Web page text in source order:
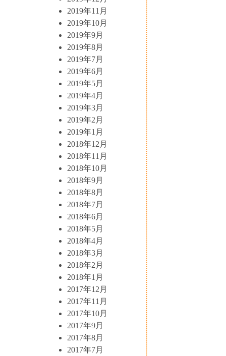
2019年11月
2019年10月
2019年9月
2019年8月
2019年7月
2019年6月
2019年5月
2019年4月
2019年3月
2019年2月
2019年1月
2018年12月
2018年11月
2018年10月
2018年9月
2018年8月
2018年7月
2018年6月
2018年5月
2018年4月
2018年3月
2018年2月
2018年1月
2017年12月
2017年11月
2017年10月
2017年9月
2017年8月
2017年7月